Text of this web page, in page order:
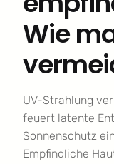
Wie
UV-Strahlung
feuert latente
Sonnenschutz
Empfindliche